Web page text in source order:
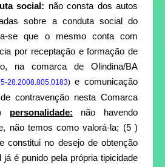
social: não consta dos autos
sobre a conduta social do
se que o mesmo conta com
por receptação e formação de
na comarca de Olindina/BA
28.2008.805.0183) e comunicação
contravenção nesta Comarca
personalidade: não havendo
não temos como valorá-la; (5 )
constitui no desejo de obtenção
é punido pela própria tipicidade